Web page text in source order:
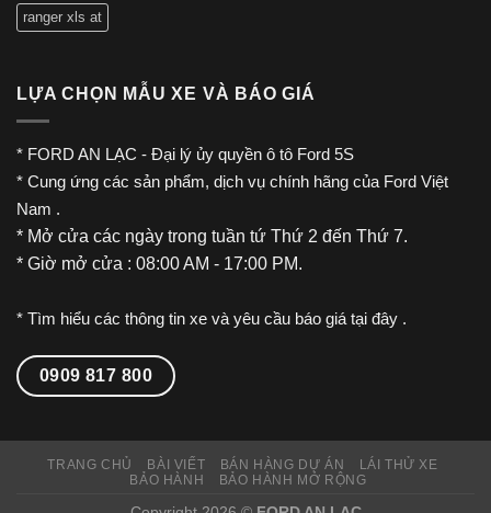
ranger xls at
LỰA CHỌN MẪU XE VÀ BÁO GIÁ
* FORD AN LẠC - Đại lý ủy quyền ô tô Ford 5S
* Cung ứng các sản phẩm, dịch vụ chính hãng của Ford Việt
Nam .
* Mở cửa các ngày trong tuần tứ Thứ 2 đến Thứ 7.
* Giờ mở cửa : 08:00 AM - 17:00 PM.
* Tìm hiểu các thông tin xe và yêu cầu báo giá tại đây .
0909 817 800
TRANG CHỦ BÀI VIẾT BÁN HÀNG DỰ ÁN
LÁI THỬ XE
BẢO HÀNH
BẢO HÀNH MỞ RỘNG